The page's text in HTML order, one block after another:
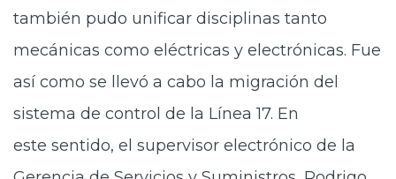
también pudo unificar disciplinas tanto
mecánicas como eléctricas y electrónicas. Fue
así como se llevó a cabo la migración del
sistema de control de la Línea 17. En
este sentido, el supervisor electrónico de la